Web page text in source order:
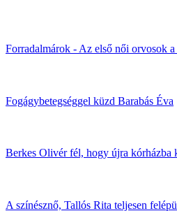
Forradalmárok - Az első női orvosok
Fogágybetegséggel küzd Barabás Éva
Berkes Olivér fél, hogy újra kórházba
A színésznő, Tallós Rita teljesen